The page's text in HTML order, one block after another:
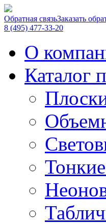
Обратная связьЗаказать
8 (495) 477-33-20
О
Каталог